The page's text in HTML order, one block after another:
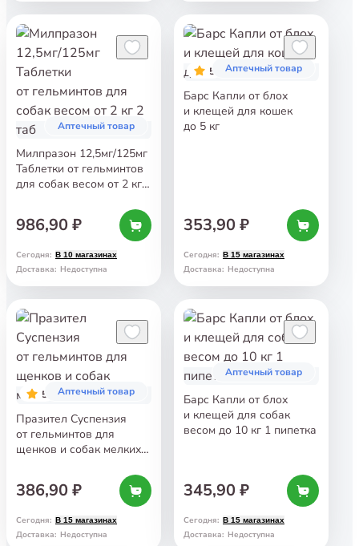
Аптечный товар
Милпразон 12,5мг/125мг
Таблетки от гельминтов
для собак весом от 2 кг 2
986,90 ₽
Сегодня: В 10 магазинах
Доставка: Недоступна
5 Аптечный товар
Барс Капли от блох
и клещей для кошек
до 5 кг
353,90 ₽
Сегодня: В 15 магазинах
Доставка: Недоступна
5 Аптечный товар
Празител Суспензия
от гельминтов для
щенков и собак мелких
386,90 ₽
Сегодня: В 15 магазинах
Доставка: Недоступна
Аптечный товар
Барс Капли от блох
и клещей для собак
весом до 10 кг 1 пипетка
345,90 ₽
Сегодня: В 15 магазинах
Доставка: Недоступна